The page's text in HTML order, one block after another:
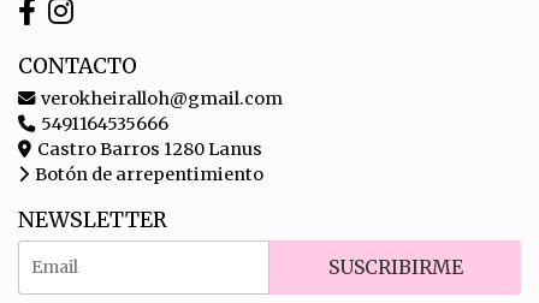
CONTACTO
verokheiralloh@gmail.com
5491164535666
Castro Barros 1280 Lanus
Botón de arrepentimiento
NEWSLETTER
SUSCRIBIRME